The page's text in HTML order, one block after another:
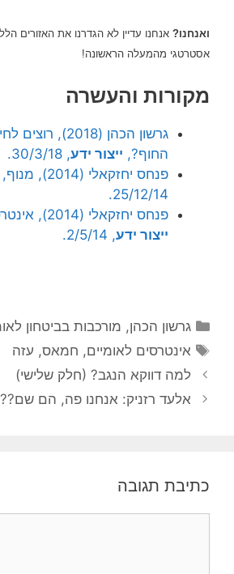
ואנחנו? אנחנו עדיין לא הגדרנו את האזורים
אסטרטגי מהמעלה הראשונה!
מקורות והעשרה
גרשון הכהן
החוף?, ייצור ידע, 30/3/18.
פנחס יחזקאלי (2014), מנוף,
25/12/14.
פנחס יחזקאלי (2014), אינטרסים לאומיים,
ייצור ידע, 2/5/14.
קטגוריות
גרשון הכהן, מורכבות בביטחון
תגיות
אינטרסים לאומיים, חמאס, עזה
למה דווקא הנגב? (חלק שלישי)
אלעד רזניק: אנחנו פה, הם שם??
כתיבת תגובה